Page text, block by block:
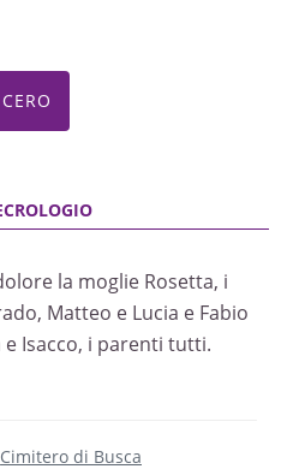
la moglie Rosetta, i
Matteo e Lucia e Fabio
e Isacco, i parenti tutti.
Cimitero di Busca